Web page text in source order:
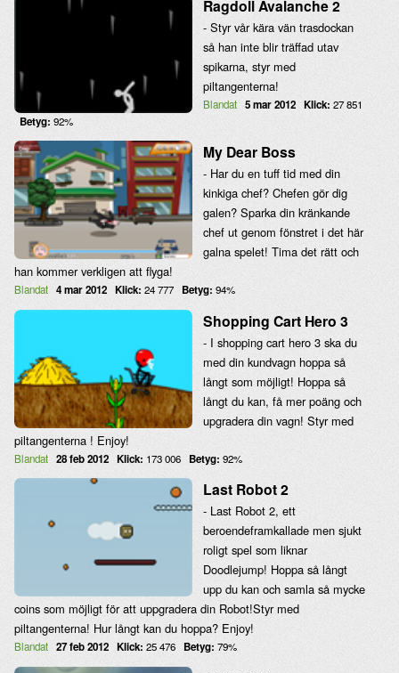
Ragdoll Avalanche 2
- Styr vår kära vän trasdockan
så han inte blir träffad utav
spikarna, styr med
piltangenterna!
Blandat 5 mar 2012 Klick: 27 851
Betyg: 92%
My Dear Boss
- Har du en tuff tid med din
kinkiga chef? Chefen gör dig
galen? Sparka din kränkande
chef ut genom fönstret i det här
galna spelet! Tima det rätt och
han kommer verkligen att flyga!
Blandat 4 mar 2012 Klick: 24 777 Betyg: 94%
Shopping Cart Hero 3
- I shopping cart hero 3 ska du
med din kundvagn hoppa så
långt som möjligt! Hoppa så
långt du kan, få mer poäng och
upgradera din vagn! Styr med
piltangenterna ! Enjoy!
Blandat 28 feb 2012 Klick: 173 006 Betyg: 92%
Last Robot 2
- Last Robot 2, ett
beroendeframkallade men sjukt
roligt spel som liknar
Doodlejump! Hoppa så långt
upp du kan och samla så mycke
coins som möjligt för att uppgradera din Robot!Styr med
piltangenterna! Hur långt kan du hoppa? Enjoy!
Blandat 27 feb 2012 Klick: 25 476 Betyg: 79%